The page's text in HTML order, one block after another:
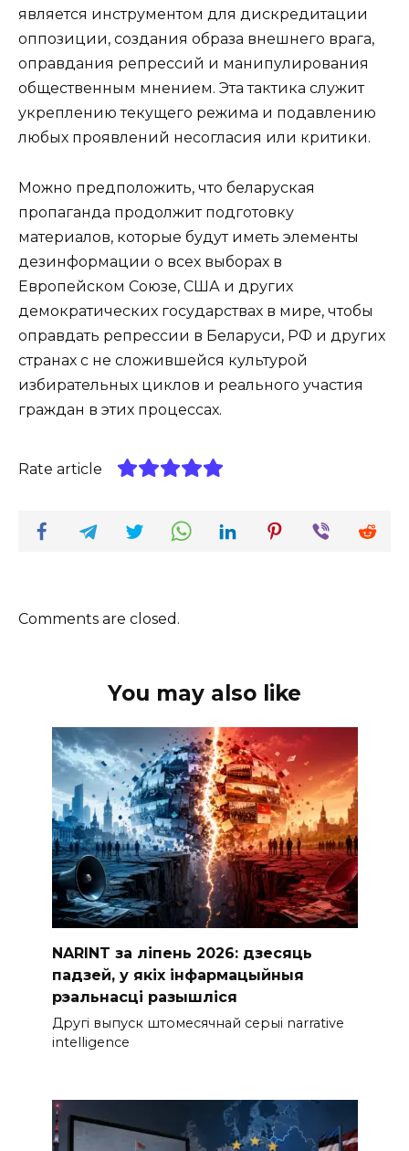
является инструментом для дискредитации
оппозиции, создания образа внешнего врага,
оправдания репрессий и манипулирования
общественным мнением. Эта тактика служит
укреплению текущего режима и подавлению
любых проявлений несогласия или критики.
Можно предположить, что беларуская
пропаганда продолжит подготовку
материалов, которые будут иметь элементы
дезинформации о всех выборах в
Европейском Союзе, США и других
демократических государствах в мире, чтобы
оправдать репрессии в Беларуси, РФ и других
странах с не сложившейся культурой
избирательных циклов и реального участия
граждан в этих процессах.
Rate article
Comments are closed.
You may also like
NARINT за ліпень 2026: дзесяць
падзей, у якіх інфармацыйныя
рэальнасці разышліся
Другі выпуск штомесячнай серыі narrative
intelligence